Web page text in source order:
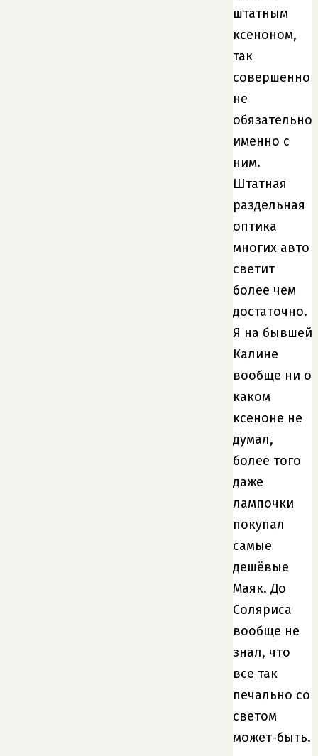
штатным
ксеноном,
так
совершенно
не
обязательно
именно с
ним.
Штатная
раздельная
оптика
многих авто
светит
более чем
достаточно.
Я на бывшей
Калине
вообще ни о
каком
ксеноне не
думал,
более того
даже
лампочки
покупал
самые
дешёвые
Маяк. До
Соляриса
вообще не
знал, что
все так
печально со
светом
может-быть.